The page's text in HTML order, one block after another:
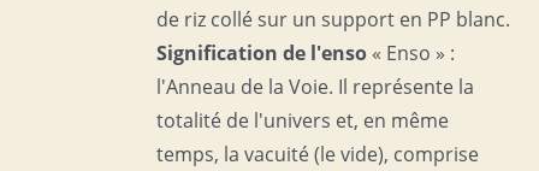
de riz collé sur un support en PP blanc.
Signification de l'enso « Enso » :
l'Anneau de la Voie. Il représente la
totalité de l'univers et, en même
temps, la vacuité (le vide), comprise